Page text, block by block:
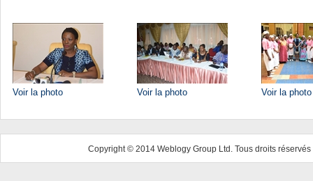
Voir la photo Voir la photo Voir la photo
Copyright © 2014 Weblogy Group Ltd. Tous droits